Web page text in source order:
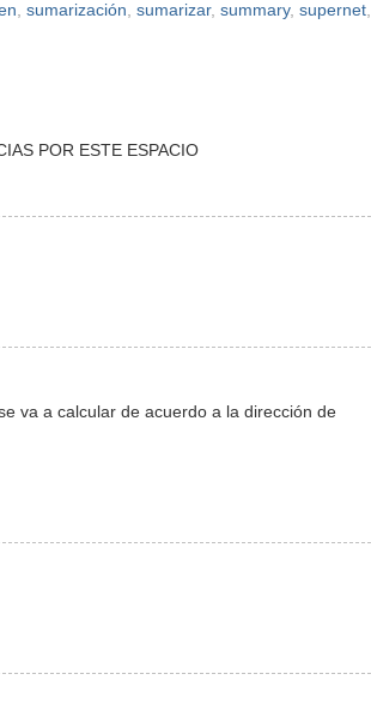
, sumarización, sumarizar, summary, supernet,
POR ESTE ESPACIO
va a calcular de acuerdo a la dirección de